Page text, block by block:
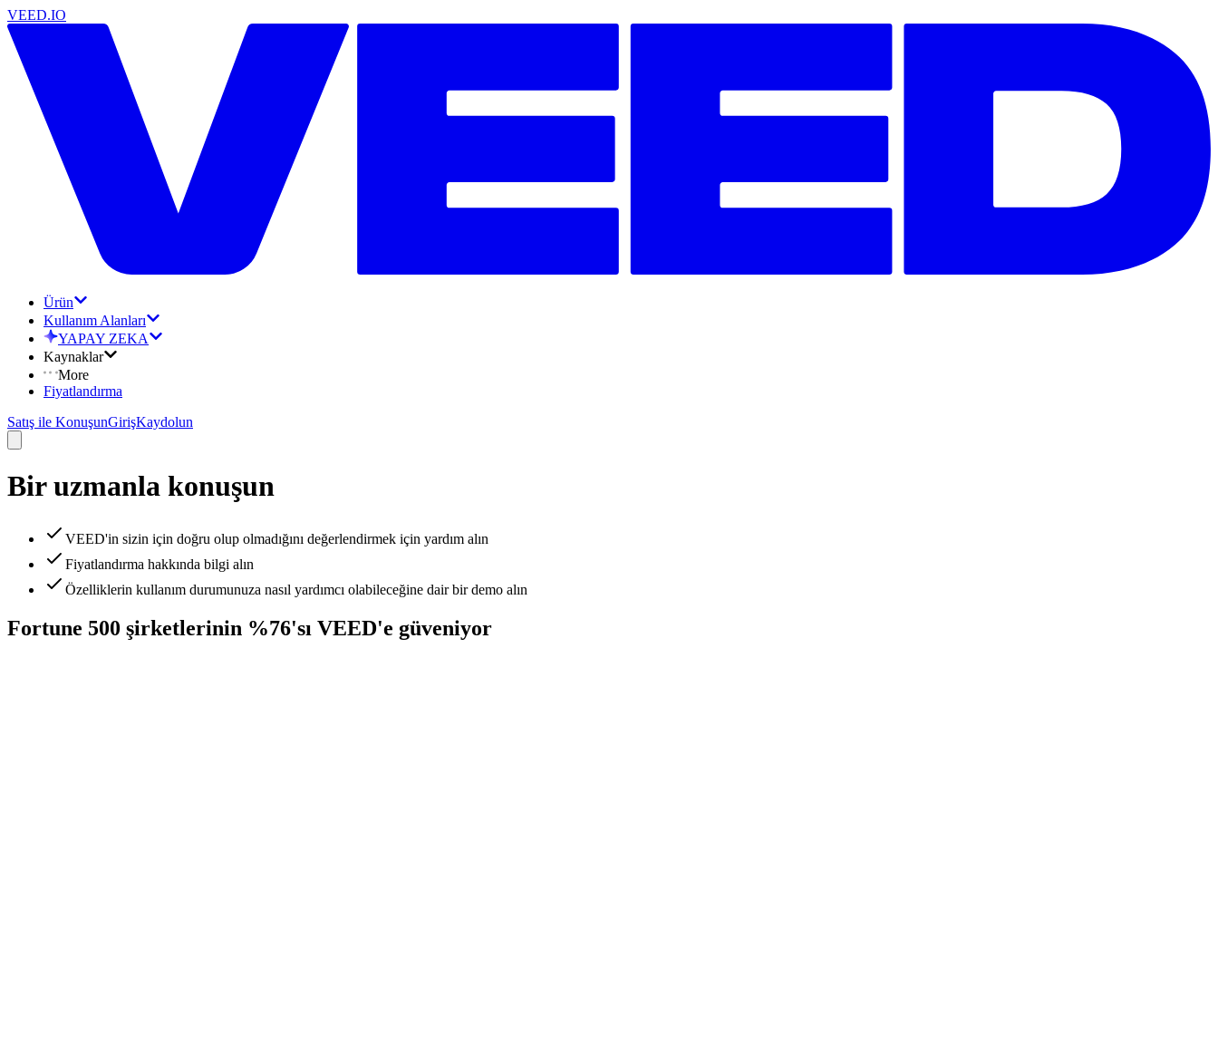
VEED.IO
Ürün
Kullanım Alanları
YAPAY ZEKA
Kaynaklar
More
Fiyatlandırma
Satış ile KonuşunGirişKaydolun
Bir uzmanla konuşun
VEED'in sizin için doğru olup olmadığını değerlendirmek için yardım alın
Fiyatlandırma hakkında bilgi alın
Özelliklerin kullanım durumunuza nasıl yardımcı olabileceğine dair bir demo alın
Fortune 500 şirketlerinin %76'sı VEED'e güveniyor